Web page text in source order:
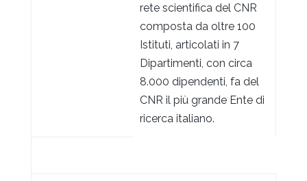
rete scientifica del CNR
composta da oltre 100
Istituti, articolati in 7
Dipartimenti, con circa
8.000 dipendenti, fa del
CNR il più grande Ente di
ricerca italiano.